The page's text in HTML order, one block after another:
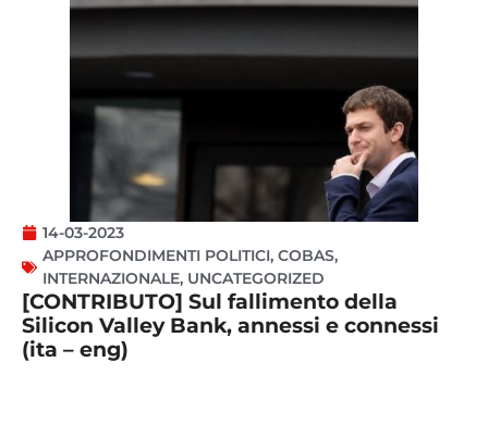
14-03-2023
APPROFONDIMENTI POLITICI, COBAS,
INTERNAZIONALE, UNCATEGORIZED
[CONTRIBUTO] Sul fallimento della
Silicon Valley Bank, annessi e connessi
(ita – eng)